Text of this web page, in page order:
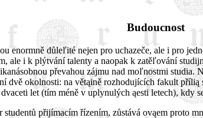
Budoucnost
enormně důleľité nejen pro uchazeče, ale i pro
ale i k plýtvání talenty a naopak k zatěľování
převahou zájmu nad moľnostmi
okolnosti: na větąině rozhodujících fakult
let (tím méně v uplynulých ąesti letech), kdy
přijímacím řízením, zůstává ovąem proto